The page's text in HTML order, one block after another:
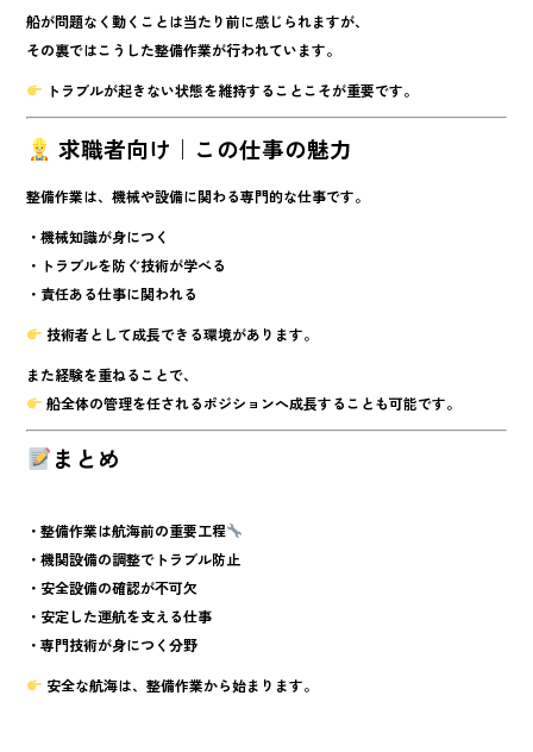
船が問題なく動くことは当たり前に感じられますが、
その裏ではこうした整備作業が行われています。
トラブルが起きない状態を維持することこそが重要です。
求職者向け｜この仕事の魅力
整備作業は、機械や設備に関わる専門的な仕事です。
・機械知識が身につく
・トラブルを防ぐ技術が学べる
・責任ある仕事に関われる
技術者として成長できる環境があります。
また経験を重ねることで、
船全体の管理を任されるポジションへ成長することも可能です。
まとめ
・整備作業は航海前の重要工程
・機関設備の調整でトラブル防止
・安全設備の確認が不可欠
・安定した運航を支える仕事
・専門技術が身につく分野
安全な航海は、整備作業から始まります。